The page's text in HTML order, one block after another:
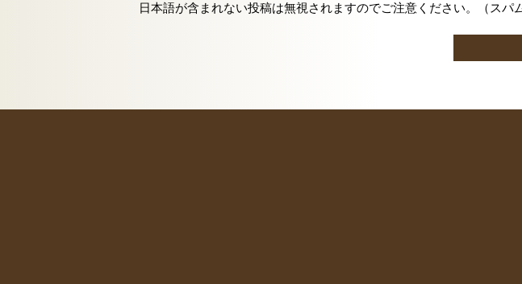
日本語が含まれない投稿は無視されますのでご注意ください。（スパ